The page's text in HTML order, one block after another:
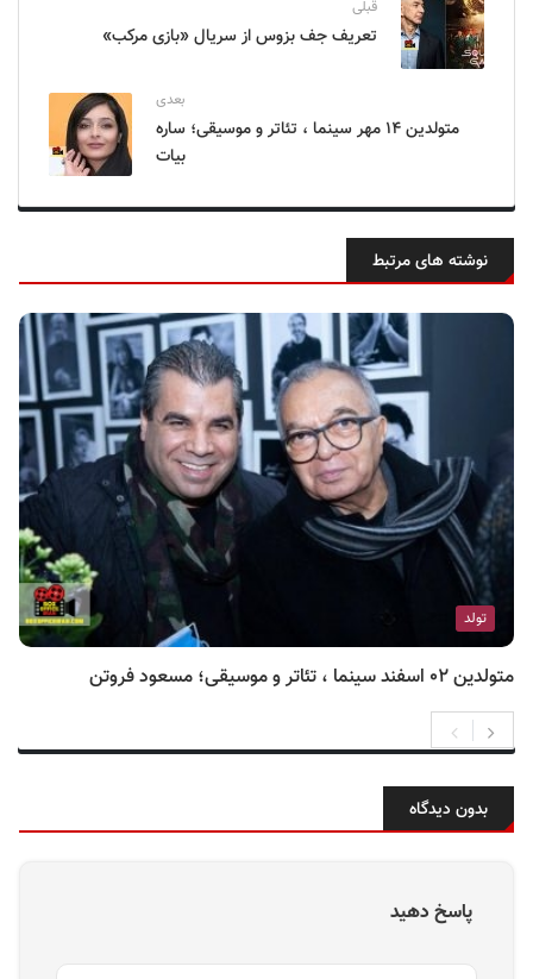
قبلی
تعریف جف بزوس از سریال «بازی مرکب»
بعدی
متولدین ۱۴ مهر سینما ، تئاتر و موسیقی؛ ساره
بیات
نوشته های مرتبط
تولد
متولدین ۰۲ اسفند سینما ، تئاتر و موسیقی؛ مسعود فروتن
بدون دیدگاه
پاسخ دهید